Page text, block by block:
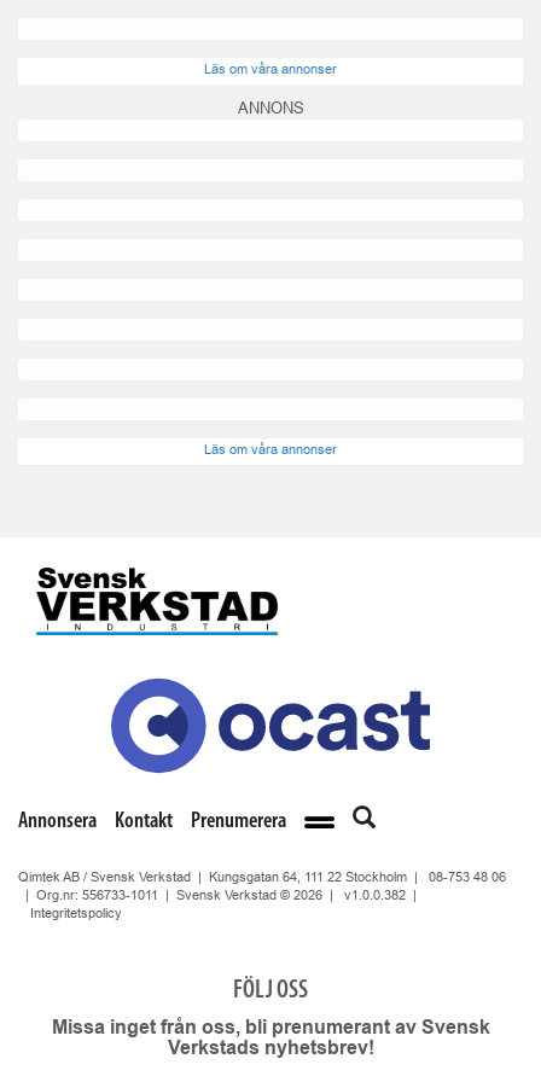
Läs om våra annonser
ANNONS
Läs om våra annonser
Annonsera Kontakt Prenumerera
Qimtek AB / Svensk Verkstad | Kungsgatan 64, 111 22 Stockholm | 08-753 48 06
| Org.nr: 556733-1011 | Svensk Verkstad © 2026 | v1.0.0.382
Integritetspolicy
FÖLJ OSS
Missa inget från oss, bli prenumerant av Svensk
Verkstads nyhetsbrev!